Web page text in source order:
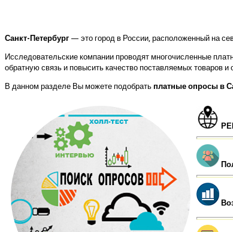
Санкт-Петербург — это город в России, расположенный на
Исследовательские компании проводят многочисленные
обратную связь и повысить качество поставляемых товаров и
В данном разделе Вы можете подобрать платные опросы в